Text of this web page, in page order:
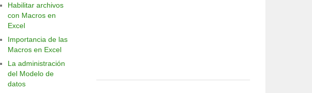
Habilitar archivos
con Macros en
Excel
Importancia de las
Macros en Excel
La administración
del Modelo de
datos